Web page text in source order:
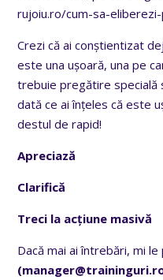
rujoiu.ro/cum-sa-
Crezi că ai conștientizat
este una ușoară, una pe
trebuie pregătire specială
dată ce ai înțeles că este
destul de rapid!
Apreciază
Clarifică
Treci la acțiune masivă
Dacă mai ai întrebări, mi